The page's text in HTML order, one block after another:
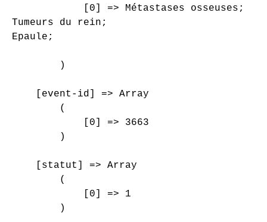
            [0] => Métastases osseuses;
Tumeurs du rein;
Epaule;
        )
    [event-id] => Array
        (
            [0] => 3663
        )
    [statut] => Array
        (
            [0] => 1
        )